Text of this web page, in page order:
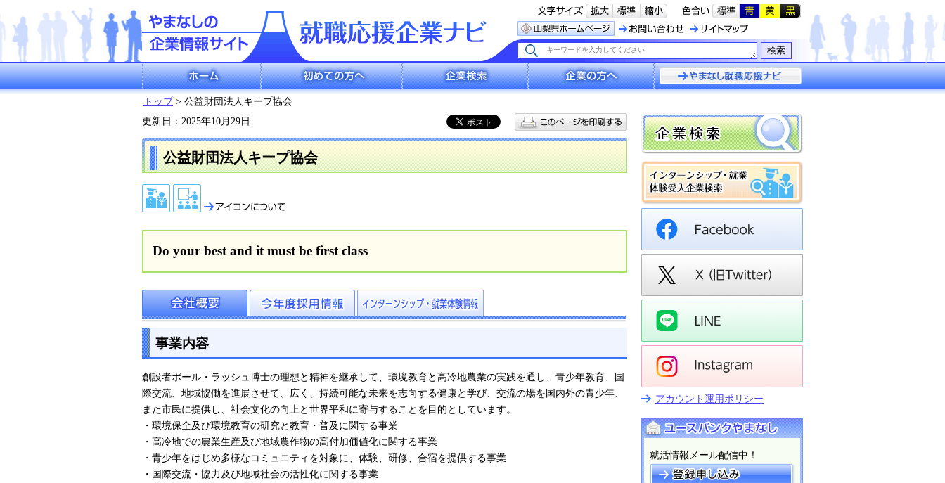
検索
ホーム 初めての方へ 企業検索 企業の方へ
やまなし就職応援
ナビ
トップ> 公益財団法人キープ協会
更新日：2025年10月29日
公益財団法人キープ協会
Do your best and it must be first class
事業内容
創設者ポール・ラッシュ博士の理想と精神を継承して、環境教育と高冷地農業の実践を通し、青少年教育、国
際交流、地域協働を進展させて、広く、持続可能な未来を志向する健康と学び、交流の場を国内外の青少年、
また市民に提供し、社会文化の向上と世界平和に寄与することを目的としています。
・環境保全及び環境教育の研究と教育・普及に関する事業
・高冷地での農業生産及び地域農作物の高付加価値化に関する事業
・青少年をはじめ多様なコミュニティを対象に、体験、研修、合宿を提供する事業
・国際交流・協力及び地域社会の活性化に関する事業
アカウント運用ポリシー
就活情報メール配信中！